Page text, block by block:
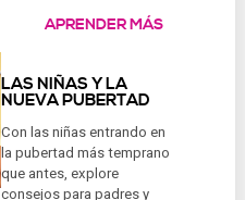
APRENDER MÁS
LAS NIÑAS Y LA
NUEVA PUBERTAD
Con las niñas entrando en
la pubertad más temprano
que antes, explore
consejos para padres y